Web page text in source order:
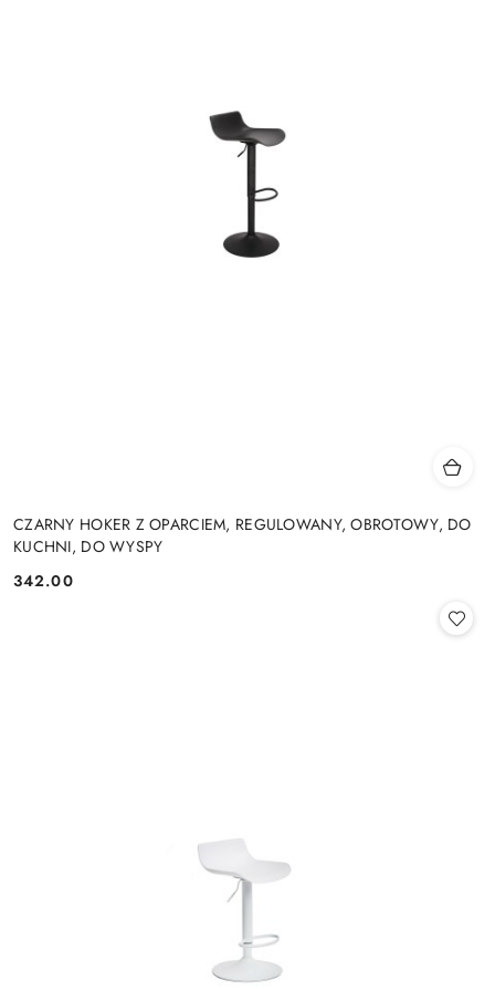
CZARNY HOKER Z OPARCIEM, REGULOWANY, OBROTOWY, DO
KUCHNI, DO WYSPY
Cena:
342.00